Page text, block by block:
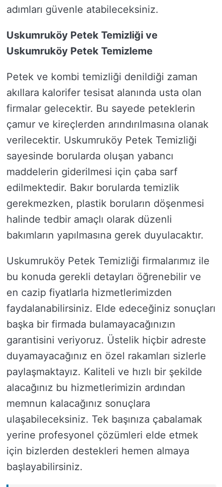
adımları güvenle atabileceksiniz.
Uskumruköy Petek Temizliği ve
Uskumruköy Petek Temizleme
Petek ve kombi temizliği denildiği zaman
akıllara kalorifer tesisat alanında usta olan
firmalar gelecektir. Bu sayede peteklerin
çamur ve kireçlerden arındırılmasına olanak
verilecektir. Uskumruköy Petek Temizliği
sayesinde borularda oluşan yabancı
maddelerin giderilmesi için çaba sarf
edilmektedir. Bakır borularda temizlik
gerekmezken, plastik boruların döşenmesi
halinde tedbir amaçlı olarak düzenli
bakımların yapılmasına gerek duyulacaktır.
Uskumruköy Petek Temizliği firmalarımız ile
bu konuda gerekli detayları öğrenebilir ve
en cazip fiyatlarla hizmetlerimizden
faydalanabilirsiniz. Elde edeceğiniz sonuçları
başka bir firmada bulamayacağınızın
garantisini veriyoruz. Üstelik hiçbir adreste
duyamayacağınız en özel rakamları sizlerle
paylaşmaktayız. Kaliteli ve hızlı bir şekilde
alacağınız bu hizmetlerimizin ardından
memnun kalacağınız sonuçlara
ulaşabileceksiniz. Tek başınıza çabalamak
yerine profesyonel çözümleri elde etmek
için bizlerden destekleri hemen almaya
başlayabilirsiniz.